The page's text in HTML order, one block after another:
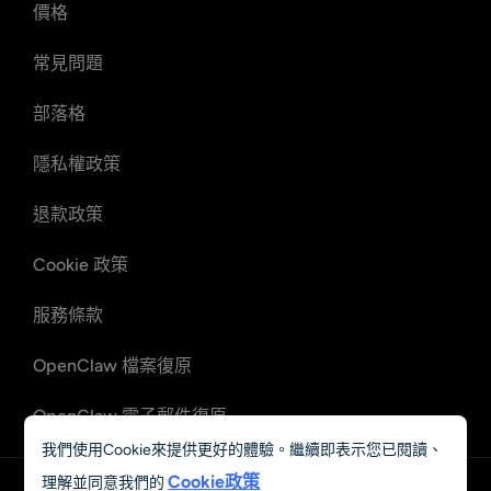
價格
常見問題
部落格
隱私權政策
退款政策
Cookie 政策
服務條款
OpenClaw 檔案復原
OpenClaw 電子郵件復原
我們使用Cookie來提供更好的體驗。繼續即表示您已閱讀、
理解並同意我們的Cookie政策